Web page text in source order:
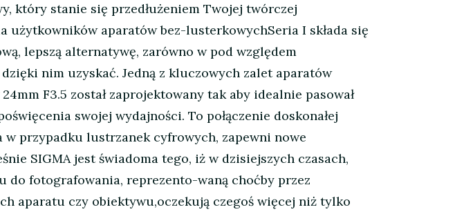
który stanie się przedłużeniem Twojej twórczej
użytkowników aparatów bez-lusterkowychSeria I składa się
lepszą alternatywę, zarówno w pod względem
nim uzyskać. Jedną z kluczowych zalet aparatów
F3.5 został zaprojektowany tak aby idealnie pasował
swojej wydajności. To połączenie doskonałej
przypadku lustrzanek cyfrowych, zapewni nowe
SIGMA jest świadoma tego, iż w dzisiejszych czasach,
fotografowania, reprezento-waną choćby przez
aparatu czy obiektywu,oczekują czegoś więcej niż tylko